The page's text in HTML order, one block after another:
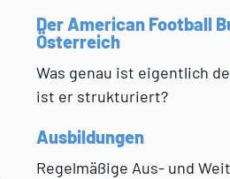
Der American Football
Österreich
Was genau ist eigentlich
ist er strukturiert?
Ausbildungen
Regelmäßige Aus- und